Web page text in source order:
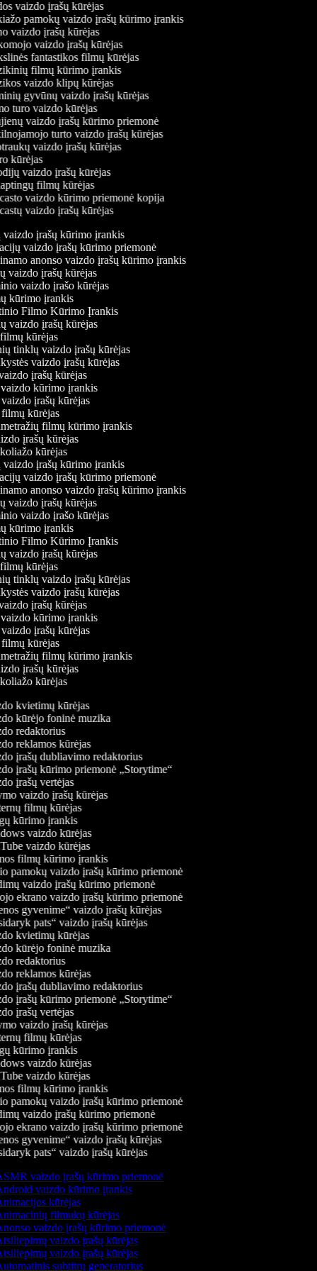
vaizdo įrašų kūrėjas
pamokų vaizdo įrašų kūrimo įrankis
vaizdo įrašų kūrėjas
vaizdo įrašų kūrėjas
fantastikos filmų kūrėjas
filmų kūrimo įrankis
vaizdo klipų kūrėjas
gyvūnų vaizdo įrašų kūrėjas
turo vaizdo kūrėjas
vaizdo įrašų kūrimo priemonė
turto vaizdo įrašų kūrėjas
vaizdo įrašų kūrėjas
kūrėjas
vaizdo įrašų kūrėjas
filmų kūrėjas
vaizdo kūrimo priemonė kopija
vaizdo įrašų kūrėjas
vaizdo įrašų kūrimo įrankis
vaizdo įrašų kūrimo priemonė
anonso vaizdo įrašų kūrimo įrankis
vaizdo įrašų kūrėjas
vaizdo įrašo kūrėjas
kūrimo įrankis
Filmo Kūrimo Įrankis
vaizdo įrašų kūrėjas
filmų kūrėjas
tinklų vaizdo įrašų kūrėjas
vaizdo įrašų kūrėjas
įrašų kūrėjas
vaizdo kūrimo įrankis
vaizdo įrašų kūrėjas
filmų kūrėjas
filmų kūrimo įrankis
įrašų kūrėjas
koliažo kūrėjas
vaizdo įrašų kūrimo įrankis
vaizdo įrašų kūrimo priemonė
anonso vaizdo įrašų kūrimo įrankis
vaizdo įrašų kūrėjas
vaizdo įrašo kūrėjas
kūrimo įrankis
Filmo Kūrimo Įrankis
vaizdo įrašų kūrėjas
filmų kūrėjas
tinklų vaizdo įrašų kūrėjas
vaizdo įrašų kūrėjas
įrašų kūrėjas
vaizdo kūrimo įrankis
vaizdo įrašų kūrėjas
filmų kūrėjas
filmų kūrimo įrankis
įrašų kūrėjas
koliažo kūrėjas
kvietimų kūrėjas
kūrėjo foninė muzika
redaktorius
reklamos kūrėjas
įrašų dubliavimo redaktorius
įrašų kūrimo priemonė „Storytime“
įrašų vertėjas
vaizdo įrašų kūrėjas
filmų kūrėjas
kūrimo įrankis
vaizdo kūrėjas
vaizdo kūrėjas
filmų kūrimo įrankis
pamokų vaizdo įrašų kūrimo priemonė
vaizdo įrašų kūrimo priemonė
ekrano vaizdo įrašų kūrimo priemonė
gyvenime“ vaizdo įrašų kūrėjas
pats“ vaizdo įrašų kūrėjas
kvietimų kūrėjas
kūrėjo foninė muzika
redaktorius
reklamos kūrėjas
įrašų dubliavimo redaktorius
įrašų kūrimo priemonė „Storytime“
įrašų vertėjas
vaizdo įrašų kūrėjas
filmų kūrėjas
kūrimo įrankis
vaizdo kūrėjas
vaizdo kūrėjas
filmų kūrimo įrankis
pamokų vaizdo įrašų kūrimo priemonė
vaizdo įrašų kūrimo priemonė
ekrano vaizdo įrašų kūrimo priemonė
gyvenime“ vaizdo įrašų kūrėjas
pats“ vaizdo įrašų kūrėjas
vaizdo įrašų kūrimo priemonė
vaizdo kūrimo įrankis
kūrėjas
filmukų kūrėjas
vaizdo įrašų kūrimo priemonė
vaizdo įrašų kūrėjas
vaizdo įrašų kūrėjas
subtitrų generatorius